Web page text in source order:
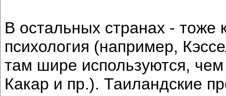
В остальных странах - тоже
психология (например,
там шире используются,
Какар и пр.). Таиландские